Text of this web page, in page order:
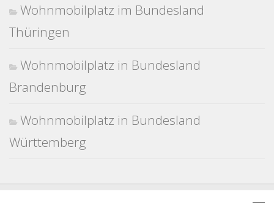
Wohnmobilplatz im Bundesland
Thüringen
Wohnmobilplatz in Bundesland
Brandenburg
Wohnmobilplatz in Bundesland
Württemberg